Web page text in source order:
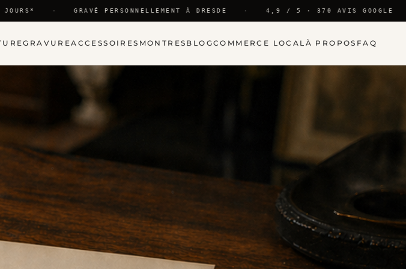
GRAVÉ PERSONNELLEMENT À DRESDE 4,9 / 5 · 370 AVIS GOOGLE
GRAVUREACCESSOIRES MONTRES BLOGCOMMERCE LOCAL À PROPOS FAQ